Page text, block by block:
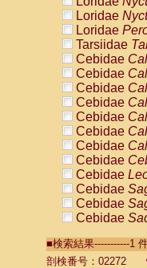
Loridae
Loridae
Tarsiidae
Cebidae
Cebidae
Cebidae
Cebidae
Cebidae
Cebidae
Cebidae
Cebidae
Cebidae
Cebidae
Cebidae
Cebidae
Cebidae
Cebidae
■検索結果-----------1
剖検番号：02272